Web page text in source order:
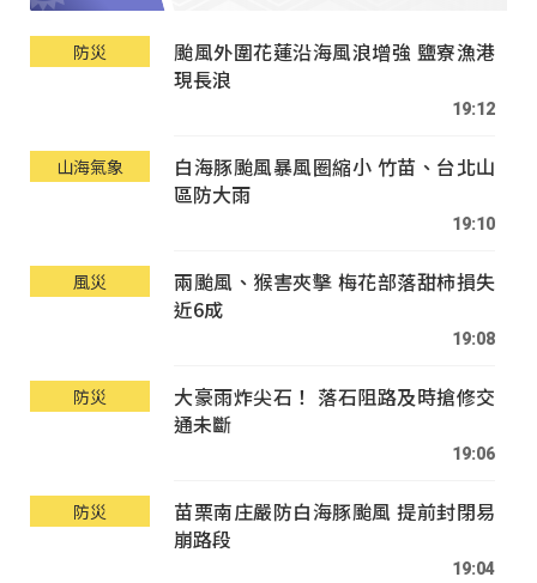
防災
颱風外圍花蓮沿海風浪增強 鹽寮漁港
現長浪
19:12
山海氣象
白海豚颱風暴風圈縮小 竹苗、台北山
區防大雨
19:10
風災
兩颱風、猴害夾擊 梅花部落甜柿損失
近6成
19:08
防災
大豪雨炸尖石！ 落石阻路及時搶修交
通未斷
19:06
防災
苗栗南庄嚴防白海豚颱風 提前封閉易
崩路段
19:04